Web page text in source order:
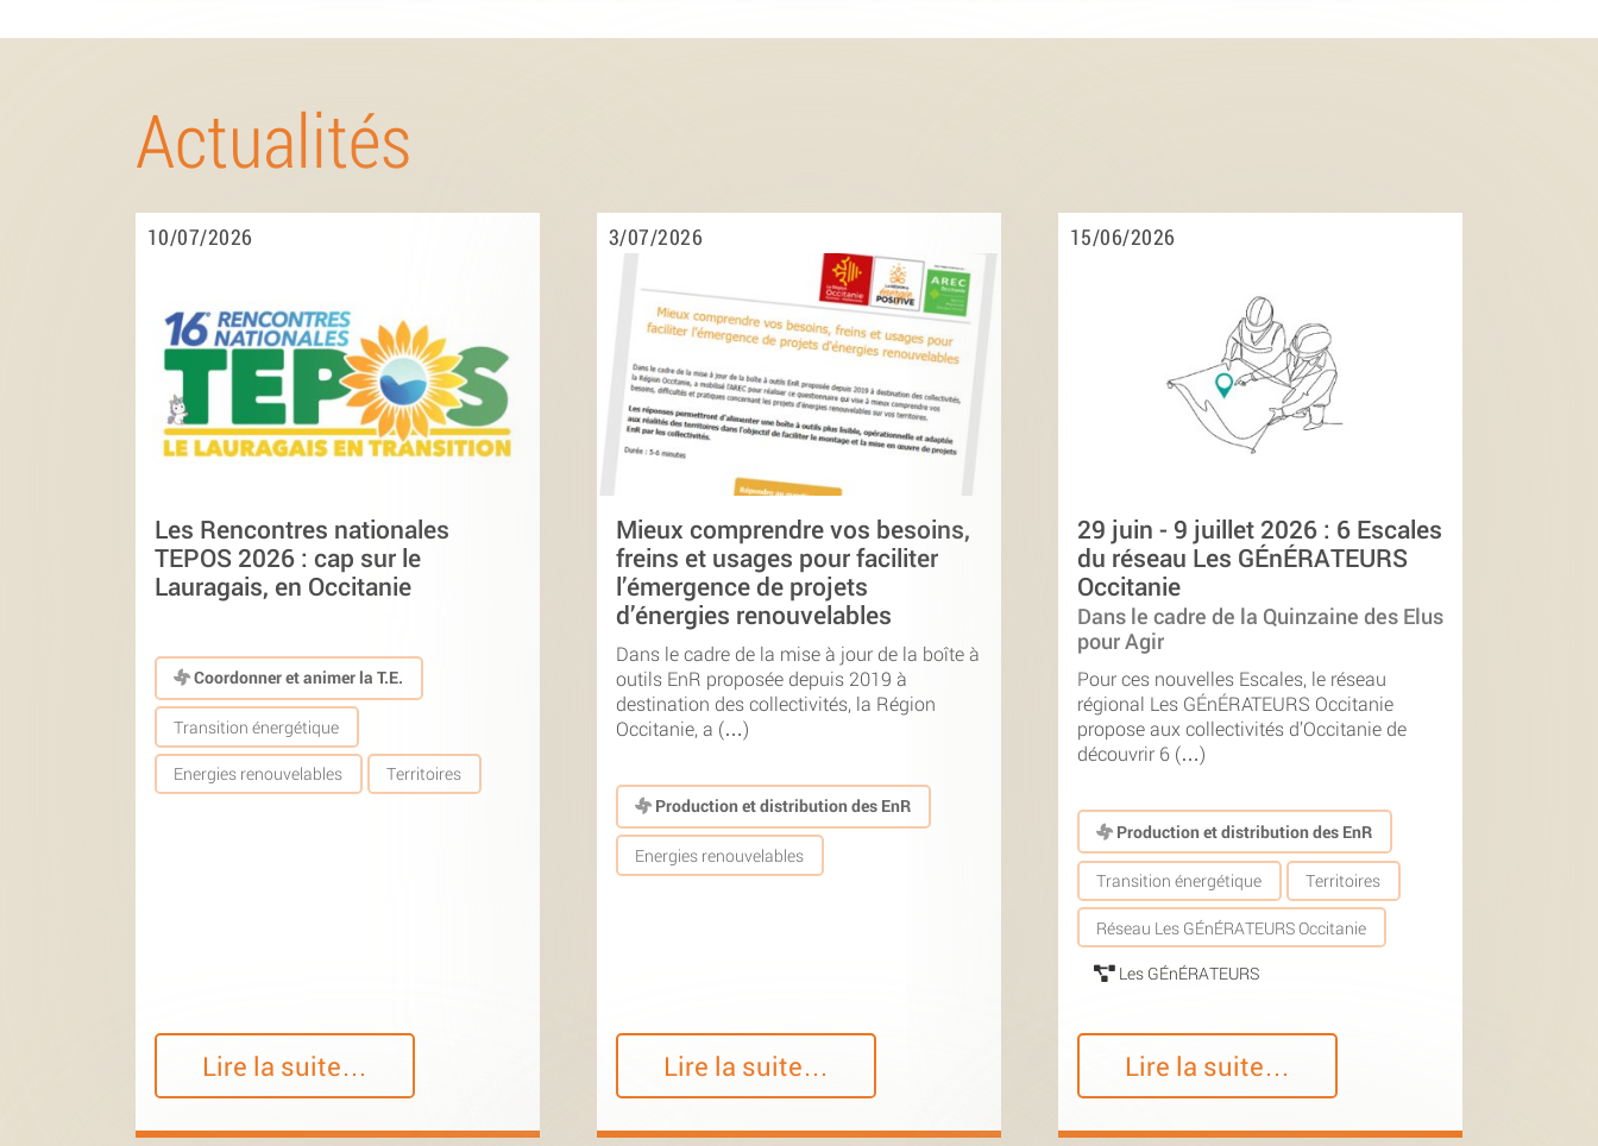
Actualités
10/07/2026
Les Rencontres nationales
TEPOS 2026 : cap sur le
Lauragais, en Occitanie
Coordonner et animer la T.E.
Transition énergétique
Energies renouvelables Territoires
Lire la suite…
3/07/2026
Mieux comprendre vos besoins,
freins et usages pour faciliter
l’émergence de projets
d’énergies renouvelables
Dans le cadre de la mise à jour de la boîte à
outils EnR proposée depuis 2019 à
destination des collectivités, la Région
Occitanie, a (…)
Production et distribution des EnR
Energies renouvelables
Lire la suite…
15/06/2026
29 juin - 9 juillet 2026 : 6 Escales
du réseau Les GÉnÉRATEURS
Occitanie
Dans le cadre de la Quinzaine des Elus
pour Agir
Pour ces nouvelles Escales, le réseau
régional Les GÉnÉRATEURS Occitanie
propose aux collectivités d’Occitanie de
découvrir 6 (…)
Production et distribution des EnR
Transition énergétique Territoires
Réseau Les GÉnÉRATEURS Occitanie
Les GÉnÉRATEURS
Lire la suite…